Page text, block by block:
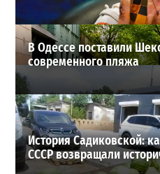
ВИБОР РЕДАКЦИИ
В Одессе поставили
современного пляжа
История Садиковской:
СССР возвращали